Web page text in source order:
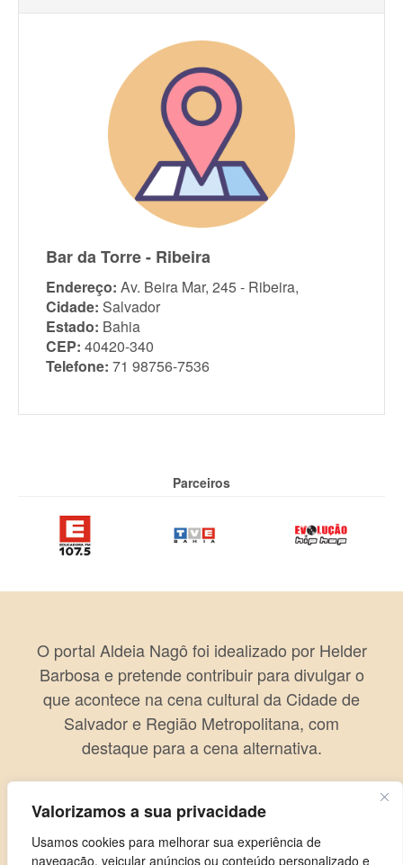
Valorizamos a sua privacidade
Usamos cookies para melhorar sua experiência de
navegação, veicular anúncios ou conteúdo personalizado e
Bar da Torre - Ribeira
Endereço: Av. Beira Mar, 245 - Ribeira,
Cidade: Salvador
Estado: Bahia
CEP: 40420-340
Telefone: 71 98756-7536
Parceiros
O portal Aldeia Nagô foi idealizado por Helder
Barbosa e pretende contribuir para divulgar o
que acontece na cena cultural da Cidade de
Salvador e Região Metropolitana, com
destaque para a cena alternativa.